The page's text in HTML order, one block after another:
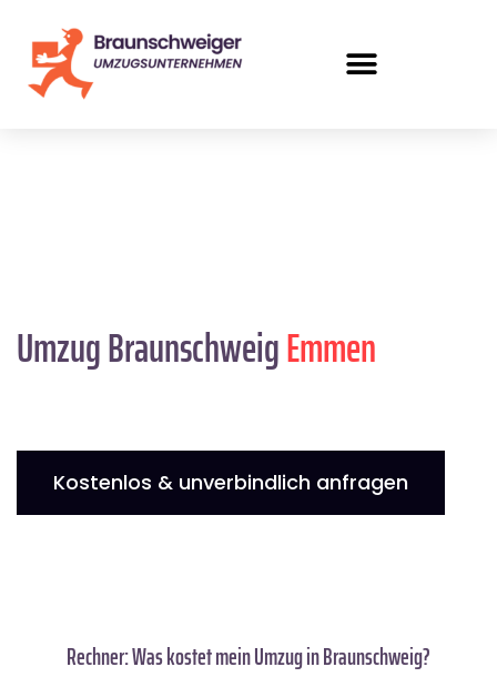
Umzug BraunschweigEmmen
Kostenlos & unverbindlich anfragen
Rechner: Was kostet mein Umzug in Braunschweig?